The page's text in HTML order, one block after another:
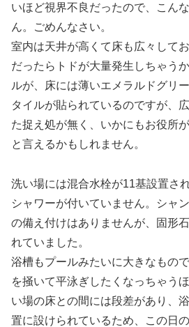
いほど視界不良だったので、こん
ん。ごめんなさい。
室内は天井が高くて床も広々して
だったらトドが大量発生しちゃう
ルが、床には薄いエメラルドグリ
タイルが貼られているのですが、
た捉え処が無く、いかにもお役所
と言えるかもしれません。
洗い場には混合水栓が11基設置さ
シャワーが付いていません。シャ
の備え付けはありませんが、固形
れていました。
浴槽もプールみたいに大きなもの
を掻いて平泳ぎしたくなっちゃう
い場の床との間には段差があり、
置に設けられているため、この日